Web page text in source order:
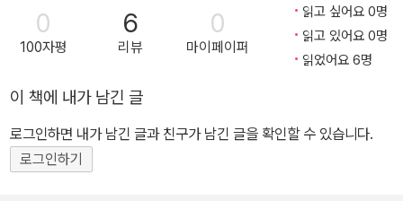
뱀식이를 피하지 않고, 오히려 “날 잡아먹는 건 내가 골라!”라고 당돌
하게 이야기한다. 대찬 곽이의 모습에 당황하기는 뱀식이나 독자 모
두 마찬가지일터! 게다가 곽이가 잡아먹힐 상대로 고른 게 채소 중의
채소 브로콜리라니! 천연덕스러운 표정으로 무시무시한 브로콜리 입
속으로 뛰어드는 곽이의 모습은 보는 이로 하여금 실소를 터트리게
한다. 우리가 흔히 알고 있는 먹이사슬의 통념을 완전히 뒤집는 이 책
은 전형적인 강자와 약자의 구도를 깨부수는 기발한 상상력으로 짜릿
0
100자평
6
리뷰
0
마이페이퍼
읽고 싶어요 0명
읽고 있어요 0명
읽었어요 6명
이 책에 내가 남긴 글
로그인하면 내가 남긴 글과 친구가 남긴 글을 확인할 수 있습니다.
로그인하기